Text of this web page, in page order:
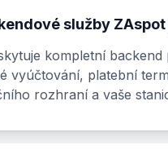
služby
kompletní
vyúčtování, platební
rozhraní a vaše